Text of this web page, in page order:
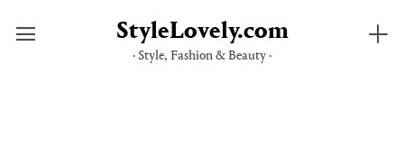
StyleLovely.com
· Style, Fashion & Beauty ·